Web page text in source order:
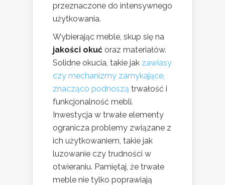
przeznaczone do intensywnego
użytkowania.
Wybierając meble, skup się na
jakości okuć oraz materiałów.
Solidne okucia, takie jak zawiasy
czy mechanizmy zamykające,
znacząco podnoszą trwałość i
funkcjonalność mebli.
Inwestycja w trwałe elementy
ogranicza problemy związane z
ich użytkowaniem, takie jak
luzowanie czy trudności w
otwieraniu. Pamiętaj, że trwałe
meble nie tylko poprawiają